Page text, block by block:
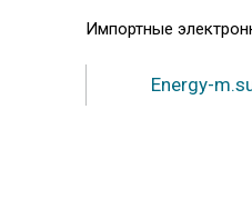
Импортные
Energy-